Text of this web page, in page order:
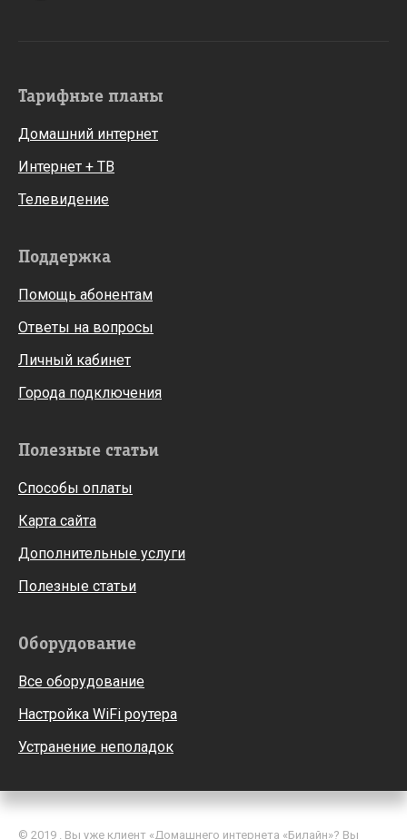
Тарифные планы
Домашний интернет
Интернет + ТВ
Телевидение
Поддержка
Помощь абонентам
Ответы на вопросы
Личный кабинет
Города подключения
Полезные статьи
Способы оплаты
Карта сайта
Дополнительные услуги
Полезные статьи
Оборудование
Все оборудование
Настройка WiFi роутера
Устранение неполадок
© 2019 . Вы уже клиент «Домашнего интернета «Билайн»? Вы